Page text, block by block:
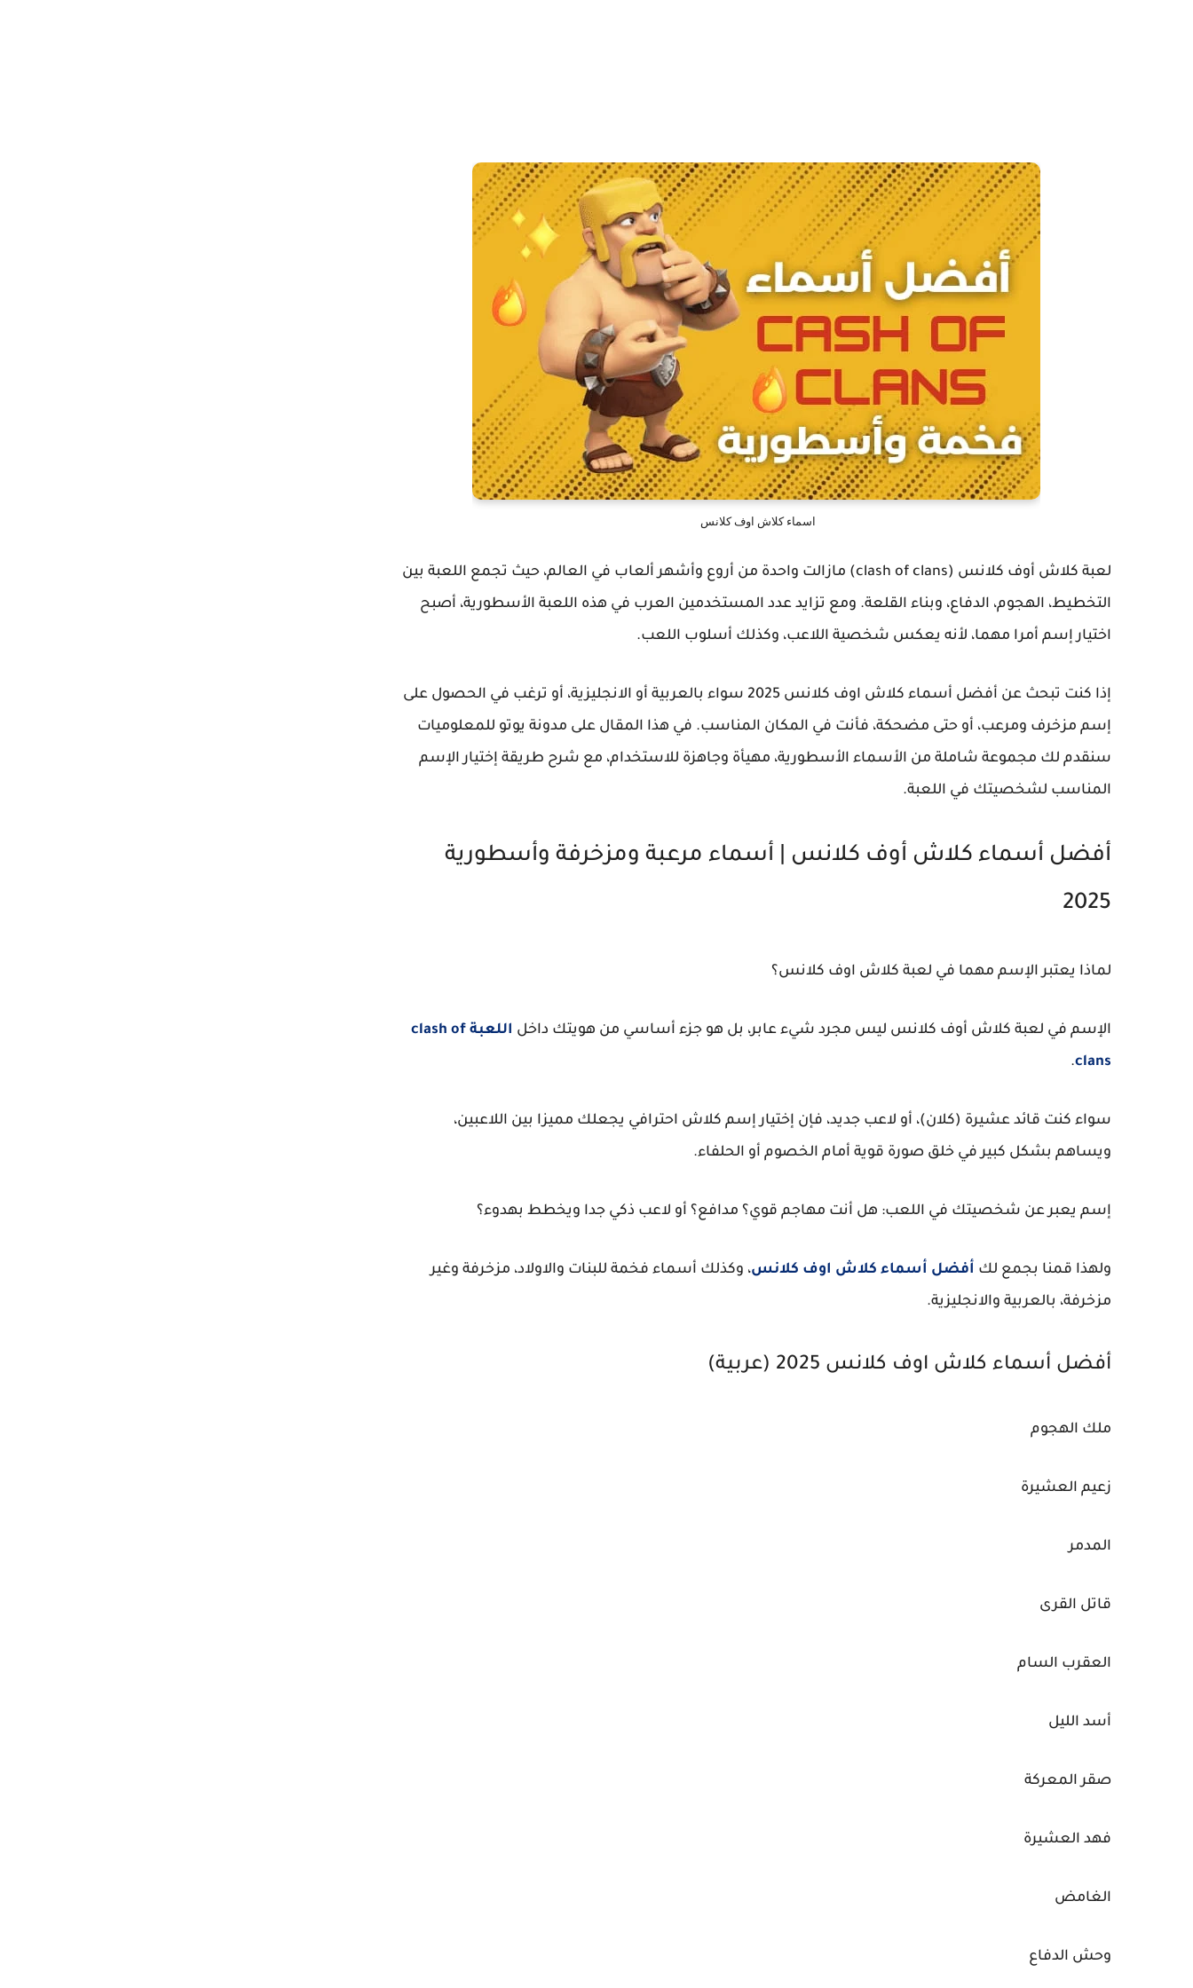
اسماء كلاش اوف كلانس
لعبة كلاش أوف كلانس (clash of clans) مازالت واحدة من أروع وأشهر ألعاب في العالم، حيث تجمع اللعبة بين
التخطيط، الهجوم، الدفاع، وبناء القلعة. ومع تزايد عدد المستخدمين العرب في هذه اللعبة الأسطورية، أصبح
اختيار إسم أمرا مهما، لأنه يعكس شخصية اللاعب، وكذلك أسلوب اللعب.
إذا كنت تبحث عن أفضل أسماء كلاش اوف كلانس 2025 سواء بالعربية أو الانجليزية، أو ترغب في الحصول على
إسم مزخرف ومرعب، أو حتى مضحكة، فأنت في المكان المناسب. في هذا المقال على مدونة يوتو للمعلوميات
سنقدم لك مجموعة شاملة من الأسماء الأسطورية، مهيأة وجاهزة للاستخدام، مع شرح طريقة إختيار الإسم
المناسب لشخصيتك في اللعبة.
أفضل أسماء كلاش أوف كلانس | أسماء مرعبة ومزخرفة وأسطورية
2025
لماذا يعتبر الإسم مهما في لعبة كلاش اوف كلانس؟
الإسم في لعبة كلاش أوف كلانس ليس مجرد شيء عابر، بل هو جزء أساسي من هويتك داخل
اللعبة clash of
clans
.
سواء كنت قائد عشيرة (كلان)، أو لاعب جديد، فإن إختيار إسم كلاش احترافي يجعلك مميزا بين اللاعبين،
ويساهم بشكل كبير في خلق صورة قوية أمام الخصوم أو الحلفاء.
إسم يعبر عن شخصيتك في اللعب: هل أنت مهاجم قوي؟ مدافع؟ أو لاعب ذكي جدا ويخطط بهدوء؟
ولهذا قمنا بجمع لك أفضل أسماء كلاش اوف كلانس، وكذلك أسماء فخمة للبنات والاولاد، مزخرفة وغير
مزخرفة، بالعربية والانجليزية.
أفضل أسماء كلاش اوف كلانس 2025 (عربية)
ملك الهجوم
زعيم العشيرة
المدمر
قاتل القرى
العقرب السام
أسد الليل
صقر المعركة
فهد العشيرة
الغامض
وحش الدفاع